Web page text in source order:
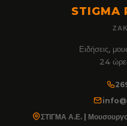
STIGMA
Ειδήσεις,
24
ΣΤΙΓΜΑ Α.Ε. |